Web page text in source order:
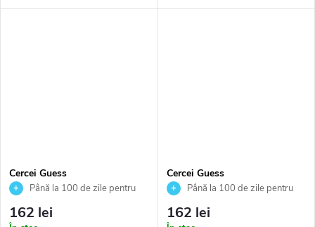
Cercei Guess
JUBE05020JWYGT
Până la 100 de zile pentru
autorizat
162 lei
Cercei Guess
JUBE05020JWRHT
Până la 100 de zile pentru
autorizat
162 lei